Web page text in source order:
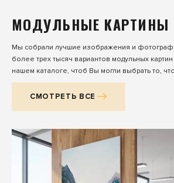
МОДУЛЬНЫЕ КАРТИНЫ
Мы собрали лучшие изображения и
более трех тысяч вариантов модульных
нашем каталоге, чтоб Вы могли выбрать то,
СМОТРЕТЬ ВСЕ